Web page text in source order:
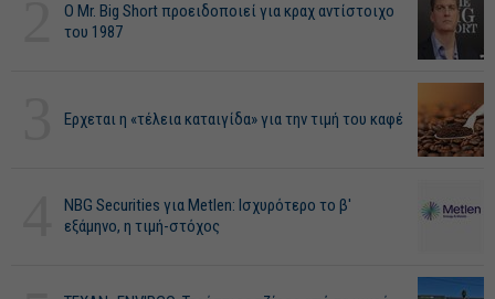
O Mr. Big Short προειδοποιεί για κραχ αντίστοιχο
του 1987
Ερχεται η «τέλεια καταιγίδα» για την τιμή του καφέ
NBG Securities για Metlen: Ισχυρότερο το β'
εξάμηνο, η τιμή-στόχος